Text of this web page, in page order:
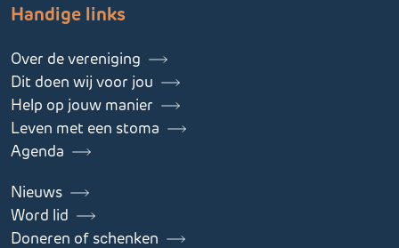
Handige links
Over de vereniging
Dit doen wij voor jou
Help op jouw manier
Leven met een stoma
Agenda
Nieuws
Word lid
Doneren of schenken